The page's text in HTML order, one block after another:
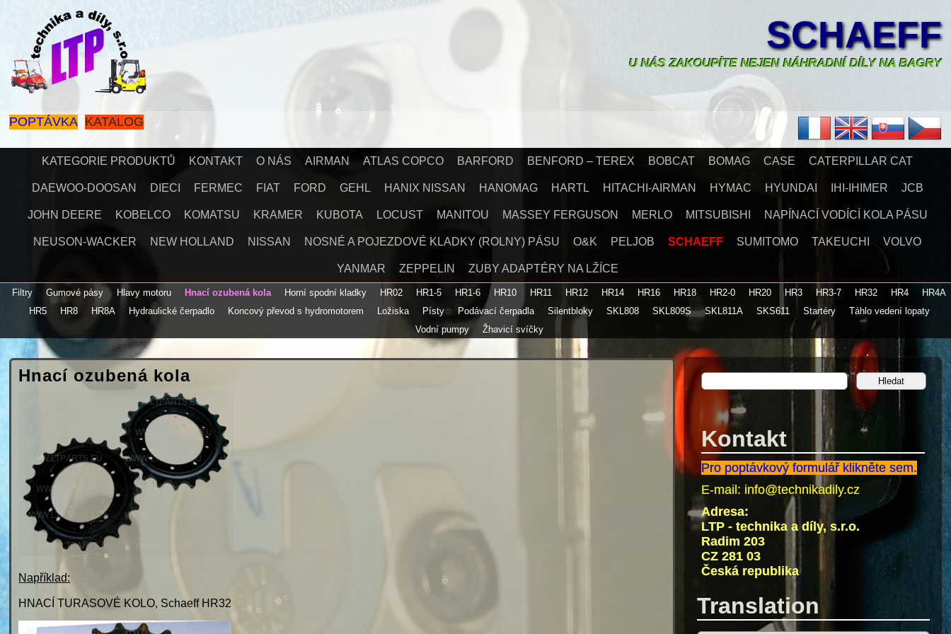
SCHAEFF
U NÁS ZAKOUPÍTE NEJEN NÁHRADNÍ DÍLY NA BAGRY
POPTÁVKA KATALOG
KATEGORIE PRODUKTŮ KONTAKT O NÁS AIRMAN ATLAS COPCO BARFORD BENFORD – TEREX BOBCAT BOMAG CASE CATERPILLAR CAT
DAEWOO-DOOSAN DIECI FERMEC FIAT FORD GEHL HANIX NISSAN HANOMAG HARTL HITACHI-AIRMAN HYMAC HYUNDAI IHI-IHIMER JCB
JOHN DEERE KOBELCO KOMATSU KRAMER KUBOTA LOCUST MANITOU MASSEY FERGUSON MERLO MITSUBISHI NAPÍNACÍ VODÍCÍ KOLA PÁSU
NEUSON-WACKER NEW HOLLAND NISSAN NOSNÉ A POJEZDOVÉ KLADKY (ROLNY) PÁSU O&K PELJOB SCHAEFF SUMITOMO TAKEUCHI VOLVO
YANMAR ZEPPELIN ZUBY ADAPTÉRY NA LŽÍCE
Filtry Gumové pásy Hlavy motoru Hnací ozubená kola Horní spodní kladky HR02 HR1-5 HR1-6 HR10 HR11 HR12 HR14 HR16 HR18 HR2-0 HR20 HR3 HR3-7 HR32 HR4
HR4A
HR5
HR8 HR8A Hydraulické čerpadlo Koncový převod s hydromotorem Ložiska Písty Podávací čerpadla Silentbloky SKL808 SKL809S SKL811A SKS611 Startéry
Táhlo vedení lopaty
Vodní pumpy
Žhavicí svíčky
Kontakt
Pro poptávkový formulář klikněte sem.
E-mail: info@technikadily.cz
Adresa:
LTP - technika a díly, s.r.o.
Radim 203
CZ 281 03
Česká republika
Translation
Hnací ozubená kola
Například:
HNACÍ TURASOVÉ KOLO, Schaeff HR32